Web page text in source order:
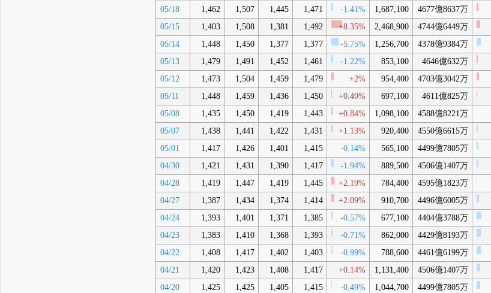
05/18
1,462 1,507 1,445 1,471 -1.41% 1,687,100 4677億8637万
05/15
1,403 1,508 1,381 1,492 +8.35% 2,468,900 4744億6449万
05/14
1,448 1,450 1,377 1,377 -5.75% 1,256,700 4378億9384万
05/13
1,479 1,491 1,452 1,461 -1.22% 853,100 4646億632万
05/12
1,473 1,504 1,459 1,479 +2% 954,400 4703億3042万
05/11
1,448 1,459 1,436 1,450 +0.49% 697,100 4611億825万
05/08
1,435 1,450 1,419 1,443 +0.84% 1,098,100 4588億8221万
05/07
1,438 1,441 1,422 1,431 +1.13% 920,400 4550億6615万
05/01
1,417 1,426 1,401 1,415 -0.14% 565,100 4499億7805万
04/30
1,421 1,431 1,390 1,417 -1.94% 889,500 4506億1407万
04/28
1,419 1,447 1,419 1,445 +2.19% 784,400 4595億1823万
04/27
1,387 1,434 1,374 1,414 +2.09% 910,700 4496億6005万
04/24
1,393 1,401 1,371 1,385 -0.57% 677,100 4404億3788万
04/23
1,383 1,410 1,368 1,393 -0.71% 862,000 4429億8193万
04/22
1,408 1,417 1,402 1,403 -0.99% 788,600 4461億6199万
04/21
1,420 1,423 1,408 1,417 +0.14% 1,131,400 4506億1407万
04/20
1,425 1,425 1,405 1,415 -0.49% 1,044,700 4499億7805万